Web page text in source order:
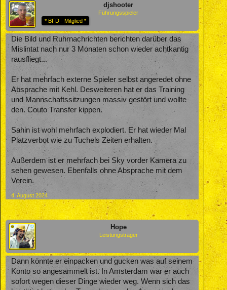
djshooter
Führungsspieler
* BFD - Mitglied *
Die Bild und Ruhrnachrichten berichten darüber das
Mislintat nach nur 3 Monaten schon wieder achtkantig
rausfliegt...
Er hat mehrfach externe Spieler selbst angeredet ohne
Absprache mit Kehl. Desweiteren hat er das Training
und Mannschaftssitzungen massiv gestört und wollte
den. Couto Transfer kippen.
Sahin ist wohl mehrfach explodiert. Er hat wieder Mal
Platzverbot wie zu Tuchels Zeiten erhalten.
Außerdem ist er mehrfach bei Sky vorder Kamera zu
sehen gewesen. Ebenfalls ohne Absprache mit dem
Verein.
4. August 2024
Hope
Leistungsträger
Dann könnte er einpacken und gucken was auf seinem
Konto so angesammelt ist. In Amsterdam war er auch
sofort wegen dieser Dinge wieder weg. Wenn sich das